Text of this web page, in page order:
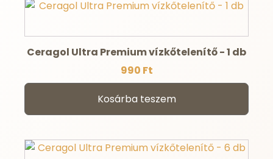
Ceragol Ultra Premium vízkőtelenítő - 1 db
990 Ft
Kosárba teszem